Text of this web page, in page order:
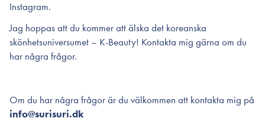
Instagram.
Jag hoppas att du kommer att älska det koreanska
skönhetsuniversumet – K-Beauty! Kontakta mig gärna om du
har några frågor.
Om du har några frågor är du välkommen att kontakta mig på
info@surisuri.dk